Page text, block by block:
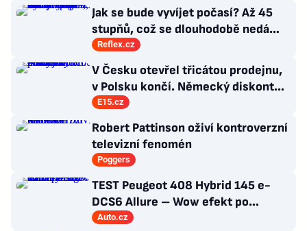
Jak se bude vyvíjet počasí? Až 45
stupňů, což se dlouhodobě nedá
vydržet, varuje klimatolog Radim
Tolasz
Reflex.cz
V Česku otevřel třicátou prodejnu,
v Polsku končí. Německý diskont
nezvládl obří ztráty
E15.cz
Robert Pattinson oživí kontroverzní
televizní fenomén
Poggers
TEST Peugeot 408 Hybrid 145 e-
DCS6 Allure – Wow efekt po
francouzsku
Auto.cz